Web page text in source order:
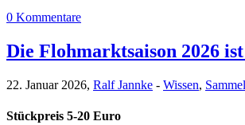
0 Kommentare
Die Flohmarktsaison 2026
22. Januar 2026, Ralf Jannke - Wissen,
Stückpreis 5-20 Euro